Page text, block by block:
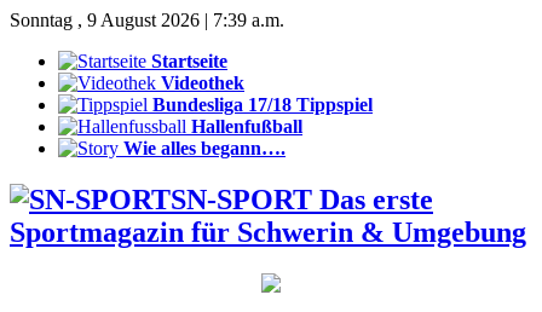
Sonntag , 9 August 2026 | 7:39 a.m.
Startseite
Videothek
Bundesliga 17/18 Tippspiel
Hallenfußball
Wie alles begann….
SN-SPORT Das erste
Sportmagazin für Schwerin & Umgebung